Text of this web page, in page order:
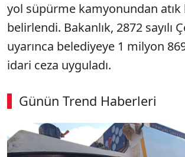
yol süpürme kamyonundan atık
belirlendi. Bakanlık, 2872 sayılı
uyarınca belediyeye 1 milyon
idari ceza uyguladı.
Günün Trend Haberleri